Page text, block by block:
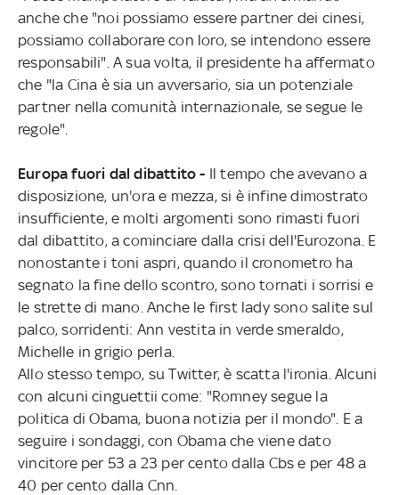
anche che "noi possiamo essere partner dei cinesi,
possiamo collaborare con loro, se intendono essere
responsabili". A sua volta, il presidente ha affermato
che "la Cina è sia un avversario, sia un potenziale
partner nella comunità internazionale, se segue le
regole".
Europa fuori dal dibattito - Il tempo che avevano a
disposizione, un'ora e mezza, si è infine dimostrato
insufficiente, e molti argomenti sono rimasti fuori
dal dibattito, a cominciare dalla crisi dell'Eurozona. E
nonostante i toni aspri, quando il cronometro ha
segnato la fine dello scontro, sono tornati i sorrisi e
le strette di mano. Anche le first lady sono salite sul
palco, sorridenti: Ann vestita in verde smeraldo,
Michelle in grigio perla.
Allo stesso tempo, su Twitter, è scatta l'ironia. Alcuni
con alcuni cinguettii come: "Romney segue la
politica di Obama, buona notizia per il mondo". E a
seguire i sondaggi, con Obama che viene dato
vincitore per 53 a 23 per cento dalla Cbs e per 48 a
40 per cento dalla Cnn.